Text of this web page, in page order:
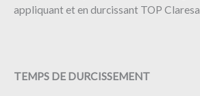
appliquant et en durcissant TOP Claresa.
TEMPS DE DURCISSEMENT